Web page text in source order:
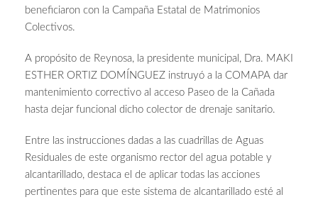
beneficiaron con la Campaña Estatal de Matrimonios
Colectivos.
A propósito de Reynosa, la presidente municipal, Dra. MAKI
ESTHER ORTIZ DOMÍNGUEZ instruyó a la COMAPA dar
mantenimiento correctivo al acceso Paseo de la Cañada
hasta dejar funcional dicho colector de drenaje sanitario.
Entre las instrucciones dadas a las cuadrillas de Aguas
Residuales de este organismo rector del agua potable y
alcantarillado, destaca el de aplicar todas las acciones
pertinentes para que este sistema de alcantarillado esté al